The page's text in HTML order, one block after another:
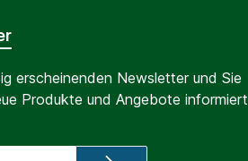
erscheinenden Newsletter und Sie
Produkte und Angebote informiert